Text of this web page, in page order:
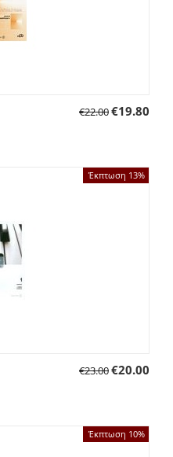
€22.00€19.80
Έκπτωση 13%
€23.00€20.00
Έκπτωση 10%